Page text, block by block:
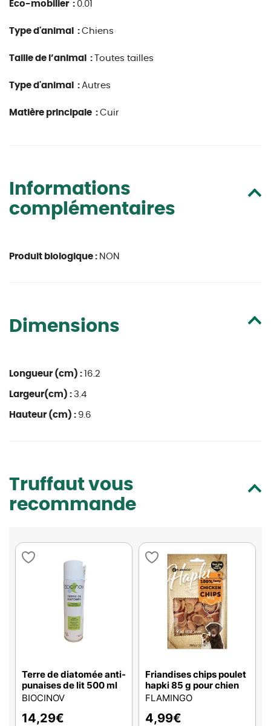
Eco-mobilier : 0.01
Type d'animal : Chiens
Taille de l’animal : Toutes tailles
Type d'animal : Autres
Matière principale : Cuir
Informations
complémentaires
Produit biologique : NON
Dimensions
Longueur (cm) : 16.2
Largeur(cm) : 3.4
Hauteur (cm) : 9.6
Truffaut vous
recommande
Terre de diatomée anti-
punaises de lit 500 ml
BIOCINOV
14,29€
Friandises chips poulet
hapki 85 g pour chien
FLAMINGO
4,99€